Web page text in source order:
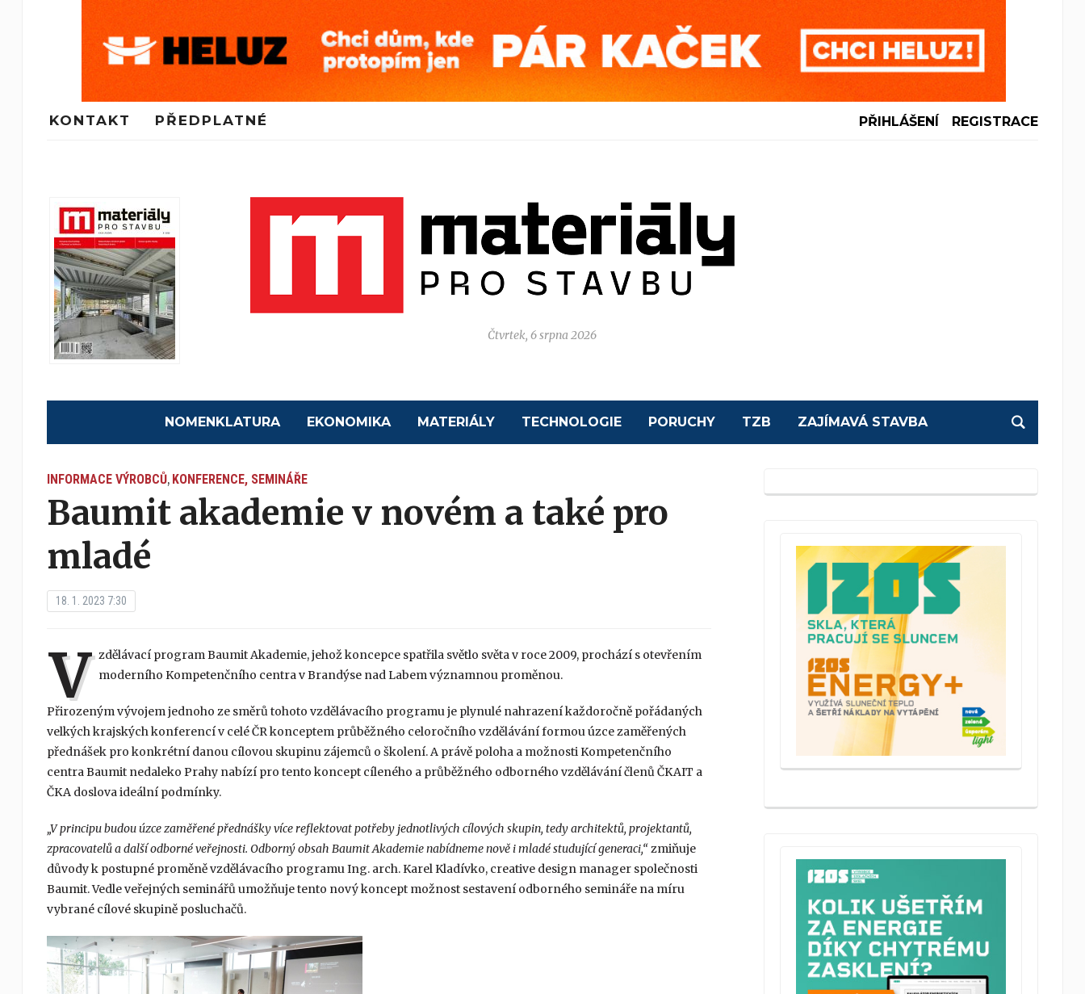
KONTAKT PŘEDPLATNÉ PŘIHLÁŠENÍ REGISTRACE
Čtvrtek, 6 srpna 2026
NOMENKLATURA EKONOMIKA MATERIÁLY TECHNOLOGIE PORUCHY TZB ZAJÍMAVÁ STAVBA
INFORMACE VÝROBCŮ, KONFERENCE, SEMINÁŘE
Baumit akademie v novém a také pro
mladé
18. 1. 2023 7:30
V zdělávací program Baumit Akademie, jehož koncepce spatřila světlo světa v roce 2009, prochází s otevřením
moderního Kompetenčního centra v Brandýse nad Labem významnou proměnou.
Přirozeným vývojem jednoho ze směrů tohoto vzdělávacího programu je plynulé nahrazení každoročně pořádaných
velkých krajských konferencí v celé ČR konceptem průběžného celoročního vzdělávání formou úzce zaměřených
přednášek pro konkrétní danou cílovou skupinu zájemců o školení. A právě poloha a možnosti Kompetenčního
centra Baumit nedaleko Prahy nabízí pro tento koncept cíleného a průběžného odborného vzdělávání členů ČKAIT a
ČKA doslova ideální podmínky.
„V principu budou úzce zaměřené přednášky více reflektovat potřeby jednotlivých cílových skupin, tedy architektů, projektantů,
zpracovatelů a další odborné veřejnosti. Odborný obsah Baumit Akademie nabídneme nově i mladé studující generaci,“ zmiňuje
důvody k postupné proměně vzdělávacího programu Ing. arch. Karel Kladívko, creative design manager společnosti
Baumit. Vedle veřejných seminářů umožňuje tento nový koncept možnost sestavení odborného semináře na míru
vybrané cílové skupině posluchačů.